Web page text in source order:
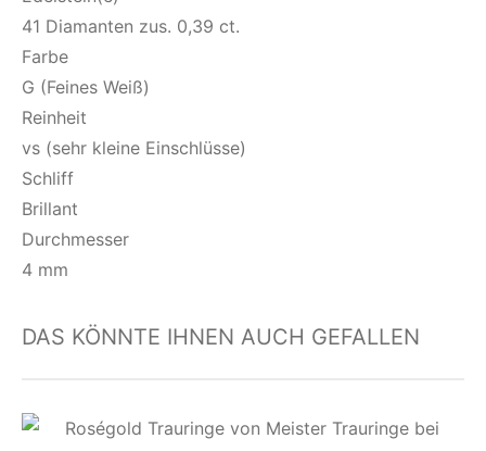
41 Diamanten zus. 0,39 ct.
Farbe
G (Feines Weiß)
Reinheit
vs (sehr kleine Einschlüsse)
Schliff
Brillant
Durchmesser
4 mm
DAS KÖNNTE IHNEN AUCH GEFALLEN